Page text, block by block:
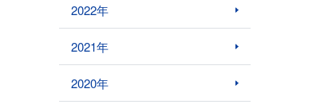
2022年
2021年
2020年